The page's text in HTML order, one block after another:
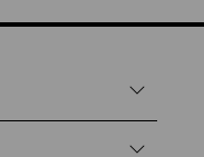
colágeno,
a estrutura da
flexível e com